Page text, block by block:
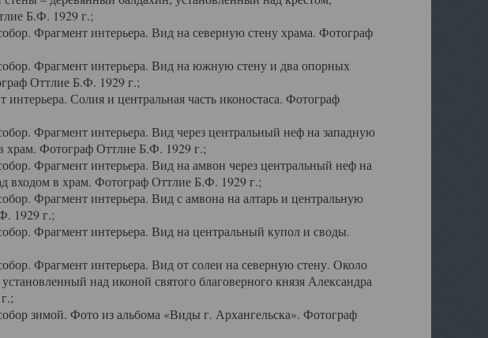
Б.Ф. 1929 г.;
Фрагмент интерьера. Вид на северную стену храма. Фотограф
Фрагмент интерьера. Вид на южную стену и два опорных
Оттлие Б.Ф. 1929 г.;
Солия и центральная часть иконостаса. Фотограф
Фрагмент интерьера. Вид через центральный неф на западную
храм. Фотограф Оттлие Б.Ф. 1929 г.;
Фрагмент интерьера. Вид на амвон через центральный неф на
входом в храм. Фотограф Оттлие Б.Ф. 1929 г.;
Фрагмент интерьера. Вид с амвона на алтарь и центральную
1929 г.;
Фрагмент интерьера. Вид на центральный купол и своды.
Фрагмент интерьера. Вид от солеи на северную стену. Около
над иконой святого благоверного князя Александра
зимой. Фото из альбома «Виды г. Архангельска». Фотограф